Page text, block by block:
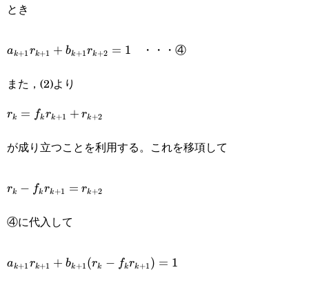
とき
a_{k+1}r_{k+1}+b_{k+1}r_{k+2}=1
ak+1 rk+1 + bk+1rk+2 = 1 ・・・④
また，(2)より
r_k=f_kr_{k+1}+r_{k+2}
rk = fkrk+1 + rk+2
が成り立つことを利用する。これを移項して
rk − fkrk+1 = rk+2
④に代入して
a_{k+1}r_{k+1}+b_{k+1}
ak+1 rk+1 + bk+1 (rk − fkrk+1 ) = 1